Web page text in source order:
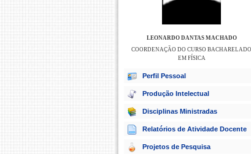
LEONARDO DANTAS MACHADO
COORDENAÇÃO DO CURSO BACHARELADO
EM FÍSICA
Perfil Pessoal
Produção Intelectual
Disciplinas Ministradas
Relatórios de Atividade Docente
Projetos de Pesquisa